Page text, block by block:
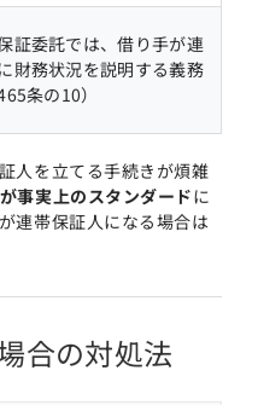
証委託では、借り手が連
財務状況を説明する義務
条の10）
人を立てる手続きが煩雑
事実上のスタンダードに
連帯保証人になる場合は
合の対処法